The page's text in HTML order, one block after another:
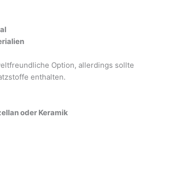
Option, allerdings sollte
enthalten.
oder Keramik